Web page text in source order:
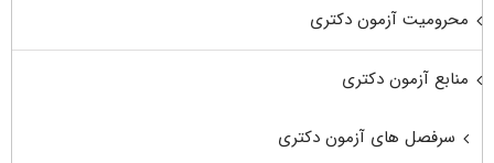
محرومیت آزمون دکتری
منابع آزمون دکتری
سرفصل های آزمون دکتری